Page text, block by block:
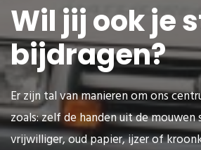
Wil jij ook je
bijdragen?
Er zijn tal van manieren om ons
zoals: zelf de handen uit de mouwen
vrijwilliger, oud papier, ijzer of